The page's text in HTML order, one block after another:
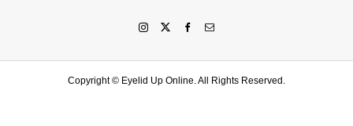
Copyright © Eyelid Up Online. All Rights Reserved.